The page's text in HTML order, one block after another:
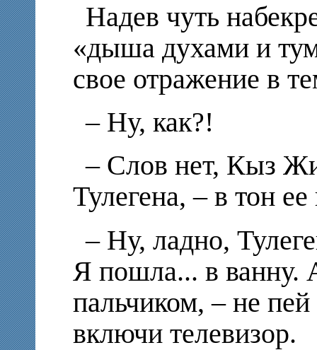
Надев чуть
«дыша духами и
свое отражение в
– Ну, как?!
– Слов нет, Кыз
Тулегена, – в тон
– Ну, ладно,
Я пошла... в ванну.
пальчиком, – не
включи телевизор.